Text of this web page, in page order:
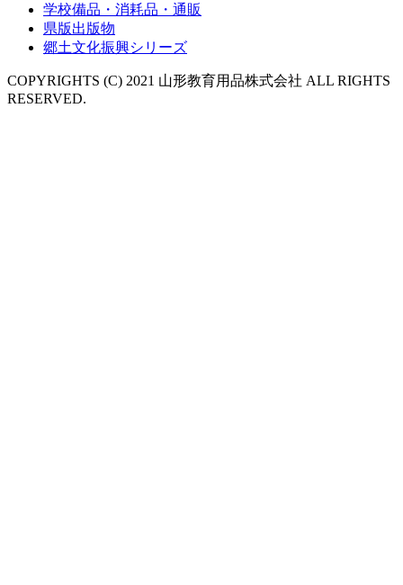
学校備品・消耗品・通販
県版出版物
郷土文化振興シリーズ
COPYRIGHTS (C) 2021 山形教育用品株式会社 ALL RIGHTS
RESERVED.